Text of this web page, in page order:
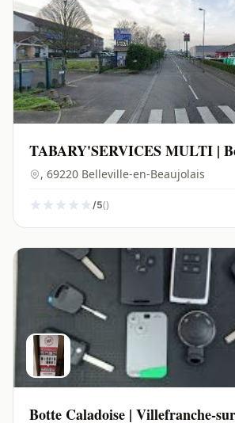
TABARY'SERVICES MULTI |
Beaujolais - 69220
, 69220 Belleville-en-Beaujolais
/5()
Botte Caladoise | Villefranche-